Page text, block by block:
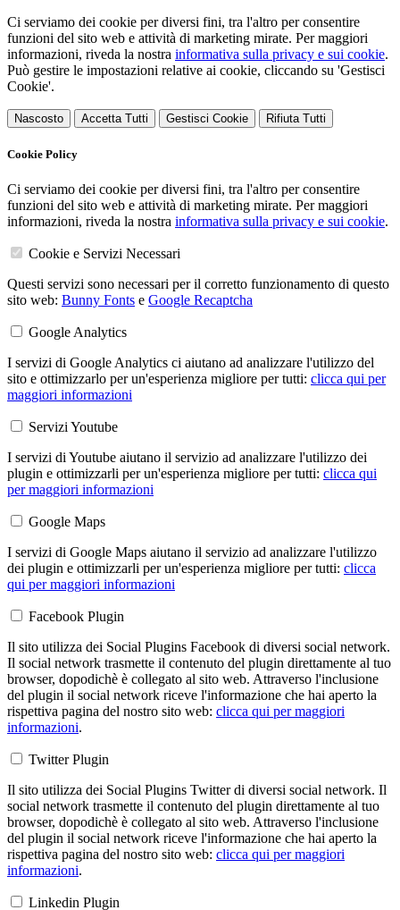
Ci serviamo dei cookie per diversi fini, tra l'altro per consentire
funzioni del sito web e attività di marketing mirate. Per maggiori
informazioni, riveda la nostra informativa sulla privacy e sui cookie.
Può gestire le impostazioni relative ai cookie, cliccando su 'Gestisci
Cookie'.
Nascosto Accetta Tutti Gestisci Cookie Rifiuta Tutti
Cookie Policy
Ci serviamo dei cookie per diversi fini, tra l'altro per consentire
funzioni del sito web e attività di marketing mirate. Per maggiori
informazioni, riveda la nostra informativa sulla privacy e sui cookie.
Cookie e Servizi Necessari
Questi servizi sono necessari per il corretto funzionamento di questo
sito web: Bunny Fonts e Google Recaptcha
Google Analytics
I servizi di Google Analytics ci aiutano ad analizzare l'utilizzo del
sito e ottimizzarlo per un'esperienza migliore per tutti: clicca qui per
maggiori informazioni
Servizi Youtube
I servizi di Youtube aiutano il servizio ad analizzare l'utilizzo dei
plugin e ottimizzarli per un'esperienza migliore per tutti: clicca qui
per maggiori informazioni
Google Maps
I servizi di Google Maps aiutano il servizio ad analizzare l'utilizzo
dei plugin e ottimizzarli per un'esperienza migliore per tutti: clicca
qui per maggiori informazioni
Facebook Plugin
Il sito utilizza dei Social Plugins Facebook di diversi social network.
Il social network trasmette il contenuto del plugin direttamente al tuo
browser, dopodichè è collegato al sito web. Attraverso l'inclusione
del plugin il social network riceve l'informazione che hai aperto la
rispettiva pagina del nostro sito web: clicca qui per maggiori
informazioni.
Twitter Plugin
Il sito utilizza dei Social Plugins Twitter di diversi social network. Il
social network trasmette il contenuto del plugin direttamente al tuo
browser, dopodichè è collegato al sito web. Attraverso l'inclusione
del plugin il social network riceve l'informazione che hai aperto la
rispettiva pagina del nostro sito web: clicca qui per maggiori
informazioni.
Linkedin Plugin